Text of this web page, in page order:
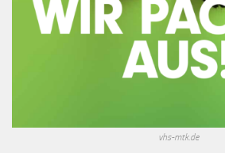
vhs-mtk.de